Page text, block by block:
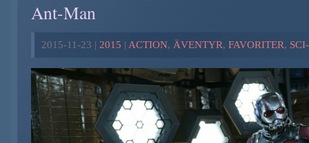
Ant-Man
2015-11-23 | 2015 | ACTION, ÄVENTYR, FAVORITER,